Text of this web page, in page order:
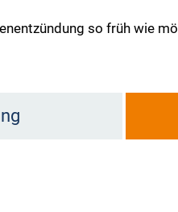
so früh wie